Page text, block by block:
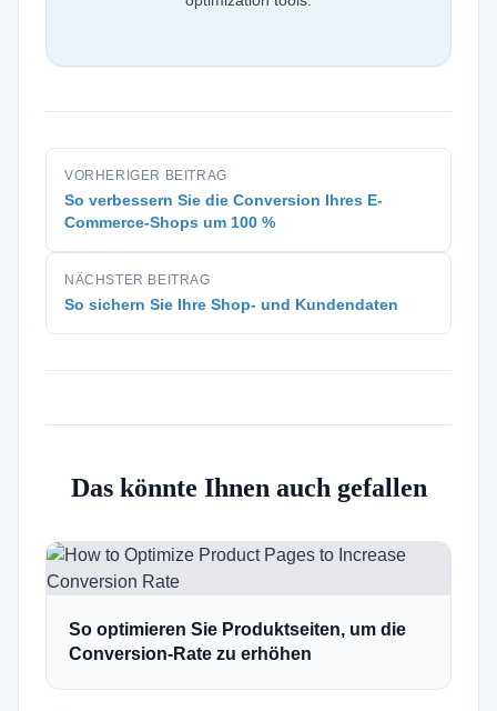
VORHERIGER BEITRAG
So verbessern Sie die Conversion Ihres E-
Commerce-Shops um 100 %
NÄCHSTER BEITRAG
So sichern Sie Ihre Shop- und Kundendaten
Das könnte Ihnen auch gefallen
So optimieren Sie Produktseiten, um die
Conversion-Rate zu erhöhen